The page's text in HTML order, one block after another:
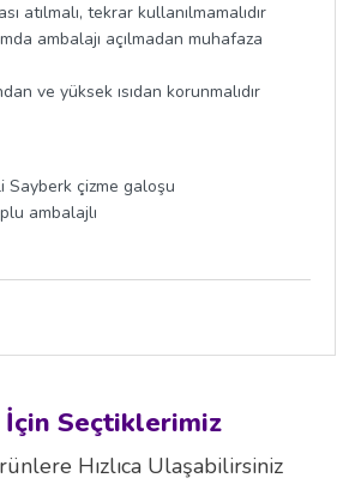
atılmalı, tekrar kullanılmamalıdır
ambalajı açılmadan muhafaza
ve yüksek ısıdan korunmalıdır
çizme galoşu
ambalajlı
İçin Seçtiklerimiz
Hızlıca Ulaşabilirsiniz